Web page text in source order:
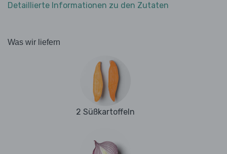
Detaillierte Informationen zu den Zutaten
Was wir liefern
2 Süßkartoffeln